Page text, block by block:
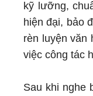
kỹ lưỡng,
hiện đại, bảo
rèn luyện văn
việc công tác
Sau khi nghe